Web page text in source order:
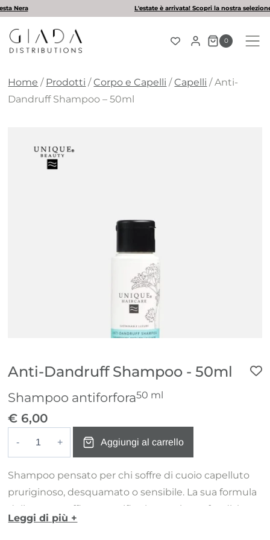
Salta
contenuto
L'estate è arrivata! Scopri la nostra selezione di solari
0
Home / Prodotti /Corpo e Capelli /Capelli /Anti-
Dandruff Shampoo – 50ml
Anti-Dandruff Shampoo - 50ml
Shampoo antiforfora50 ml
€ 6,00
Shampoo
-
50ml
Aggiungi al carrello
Shampoo pensato per chi soffre di cuoio capelluto
pruriginoso, desquamato o sensibile. La sua formula
delicata ma efficace purifica la cute in profondità,
contribuendo a ridurre la forfora visibile senza
Leggi di più +